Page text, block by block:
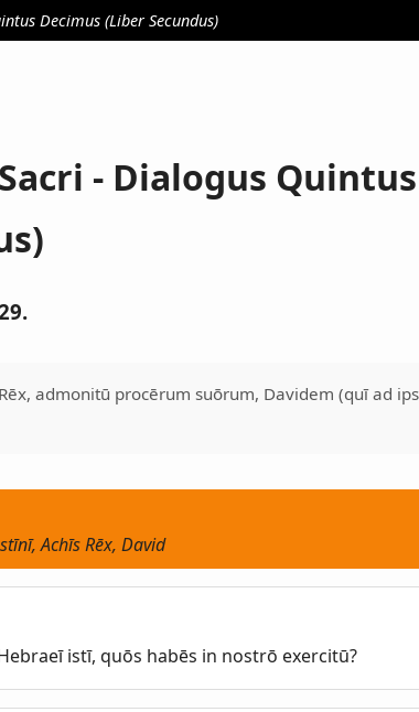
Decimus (Liber Secundus)
- Dialogus
admonitū procērum suōrum, Davidem (quī ad
Achīs Rēx, David
istī, quōs habēs in nostrō exercitū?